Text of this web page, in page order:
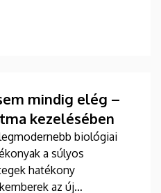
nyitják meg
mindig elég –
kezelésében
biológiai
a súlyos
hatékony
az új